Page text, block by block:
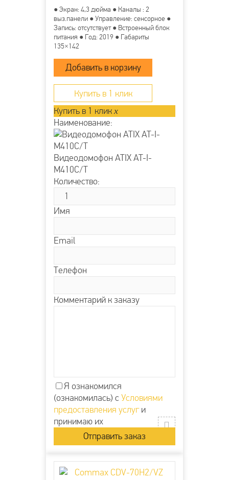
● Экран: 4,3 дюйма ● Каналы : 2
выз.панели ● Управление: сенсорное ●
Запись: отсутствует ● Встроенный блок
питания ● Год: 2019 ● Габариты
135×142
Купить в 1 клик
Купить в 1 клик x
Наименование:
Видеодомофон ATIX AT-I-
М410C/T
Количество:
Имя
Email
Телефон
Комментарий к заказу
Я ознакомился
(ознакомилась) с Условиями
предоставления услуги
принимаю их